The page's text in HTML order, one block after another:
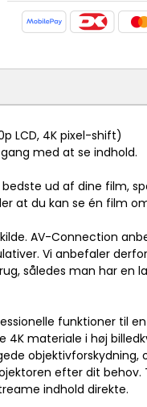
LCD, 4K pixel-shift)
med at se indhold.
ud af dine film,
at du kan se én film
AV-Connection
Vi anbefaler
således man har en
funktioner til
materiale i høj
objektivforskydning,
efter dit behov.
indhold direkte.